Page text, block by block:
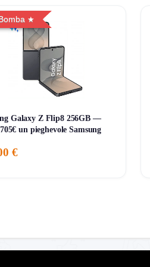
Galaxy Z Flip8 256GB —
un pieghevole Samsung
€